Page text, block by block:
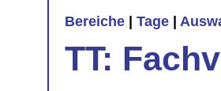
Bereiche Tage
TT: